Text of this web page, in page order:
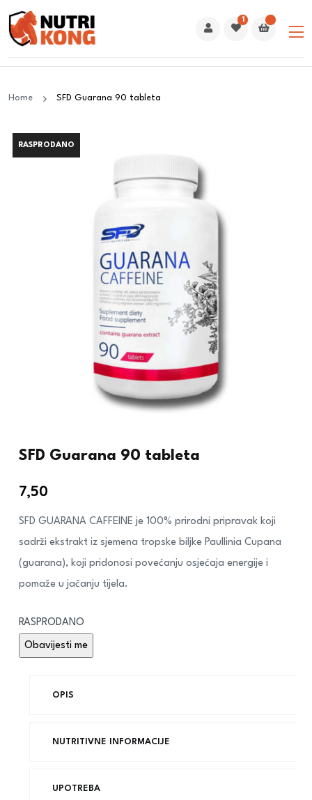
1
Home SFD Guarana 90 tableta
RASPRODANO
SFD Guarana 90 tableta
7,50
SFD GUARANA CAFFEINE je 100% prirodni pripravak koji
sadrži ekstrakt iz sjemena tropske biljke Paullinia Cupana
(guarana), koji pridonosi povećanju osjećaja energije i
pomaže u jačanju tijela.
RASPRODANO
OPIS
NUTRITIVNE INFORMACIJE
UPOTREBA